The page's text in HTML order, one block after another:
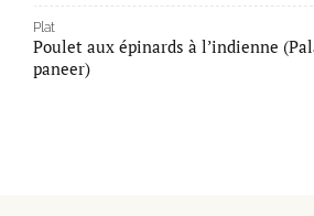
Plat
Poulet aux épinards à l’indienne
paneer)